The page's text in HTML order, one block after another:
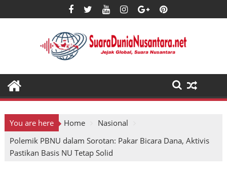
to
You are here Home
Nasional
Polemik PBNU dalam Sorotan: Pakar Bicara Dana, Aktivis
Pastikan Basis NU Tetap Solid